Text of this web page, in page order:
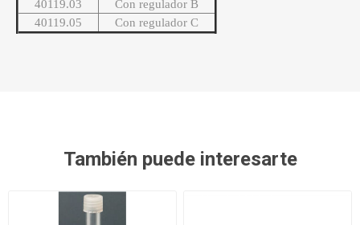
40119.03
Con regulador B
40119.05
Con regulador C
También puede interesarte